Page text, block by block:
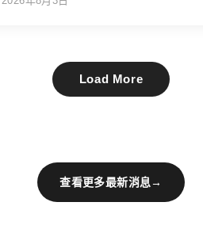
Load More
查看更多最新消息→